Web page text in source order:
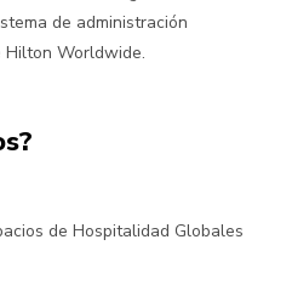
de administración
Hilton Worldwide.
de Hospitalidad Globales